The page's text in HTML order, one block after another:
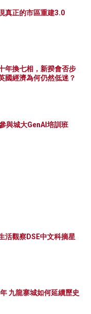
真正的市區重建3.0
年換七相，新揆會否步
國經濟為何仍然低迷？
與城大GenAI培訓班
活觀察DSE中文科摘星
九龍寨城如何延續歷史